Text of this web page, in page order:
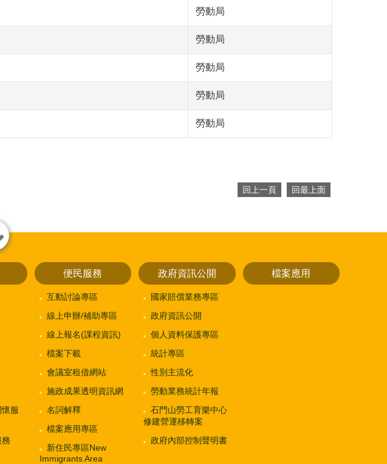
勞動局
勞動局
勞動局
勞動局
勞動局
回上一頁 回最上面
服
便民服務
互動討論專區
線上申辦/補助專區
線上報名(課程資訊)
檔案下載
會議室租借網站
施政成果透明資訊網
名詞解釋
檔案應用專區
新住民專區New
Immigrants Area
政府資訊公開
國家賠償業務專區
政府資訊公開
個人資料保護專區
統計專區
性別主流化
勞動業務統計年報
石門山勞工育樂中心
修建營運移轉案
政府內部控制聲明書
檔案應用